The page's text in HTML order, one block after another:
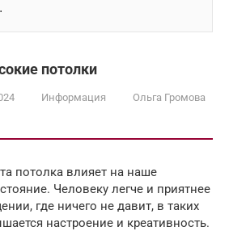
потолки
Информация Ольга Громова
потолка влияет на наше
Человеку легче и приятнее
где ничего не давит, в таких
настроение и креативность.